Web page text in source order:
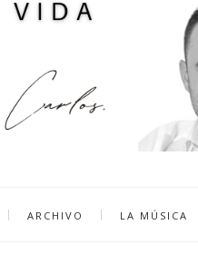
ARCHIVO LA MÚSICA